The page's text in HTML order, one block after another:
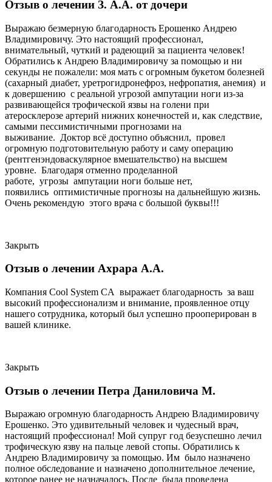
Отзыв о лечении З. А.А. от дочери
Выражаю безмерную благодарность Ерошенко Андрею
Владимировичу. Это настоящий профессионал,
внимательный, чуткий и радеющий за пациента человек!
Обратились к Андрею Владимировичу за помощью и ни
секунды не пожалели: моя мать с огромным букетом болезней
(сахарный диабет, уретрогидронефроз, нефропатия, анемия) и
к довершению с реальной угрозой ампутации ноги из-за
развивающейся трофической язвы на голени при
атеросклерозе артерий нижних конечностей и, как следствие,
самыми пессимистичными прогнозами на
выживание. Доктор всё доступно объяснил, провел
огромную подготовительную работу и саму операцию
(рентгенэндоваскулярное вмешательство) на высшем
уровне. Благодаря отменно проделанной
работе, угрозы ампутации ноги больше нет,
появились оптимистичные прогнозы на дальнейшую жизнь.
Очень рекомендую этого врача с большой буквы!!!
Закрыть
Отзыв о лечении Ахрара А.А.
Компания Cool System CA выражает благодарность за ваш
высокий профессионализм и внимание, проявленное отцу
нашего сотрудника, который был успешно прооперирован в
вашей клинике.
Закрыть
Отзыв о лечении Петра Даниловича М.
Выражаю огромную благодарность Андрею Владимировичу
Ерошенко. Это удивительный человек и чудесный врач,
настоящий профессионал! Мой супруг год безуспешно лечил
трофическую язву на пальце левой стопы. Обратились к
Андрею Владимировичу за помощью. Им было назначено
полное обследование и назначено дополнительное лечение,
которое ранее не назначалось. После была проведена